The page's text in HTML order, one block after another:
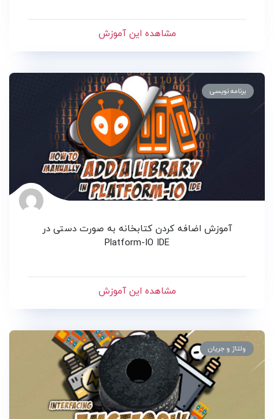
مشاهده این آموزش
برنامه نویسی
آموزش اضافه کردن کتابخانه به صورت دستی در
Platform-IO IDE
مشاهده این آموزش
ولتاژ و جریان